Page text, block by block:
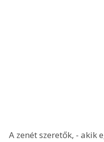
A zenét szeretők, - akik